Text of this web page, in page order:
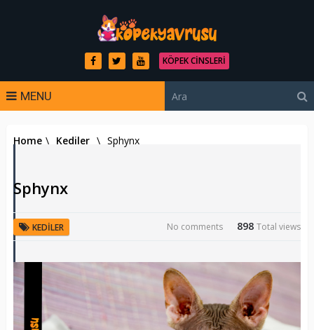
KÖPEK CINSLERI
MENU
Home \ Kediler \ Sphynx
Sphynx
KEDILER 898Total views
No comments